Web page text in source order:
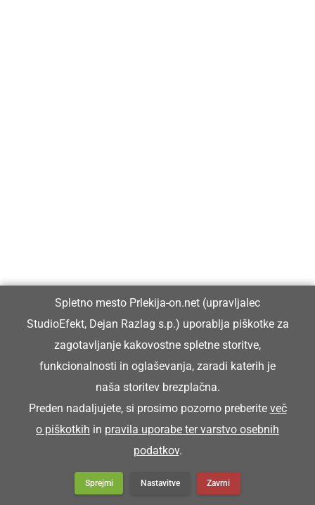
Spletno mesto Prlekija-on.net (upravljalec
StudioEfekt, Dejan Razlag s.p.) uporablja piškotke za
zagotavljanje kakovostne spletne storitve,
funkcionalnosti in oglaševanja, zaradi katerih je
naša storitev brezplačna.
Preden nadaljujete, si prosimo pozorno preberite več
o piškotkih in pravila uporabe ter varstvo osebnih
podatkov.
Sprejmi Nastavitve Zavrni